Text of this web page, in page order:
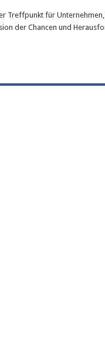
Treffpunkt für
der Chancen und